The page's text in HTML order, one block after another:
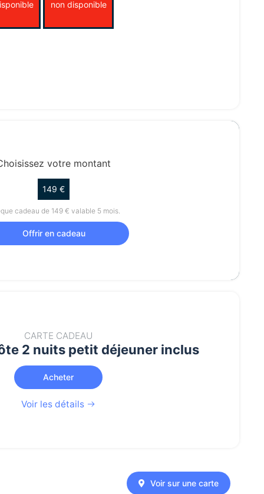
non disponible
votre montant
149 €
cadeau de 149 € valable 5 mois.
Offrir en cadeau
CARTE CADEAU
2 nuits petit déjeuner inclus
Acheter
Voir les détails
Voir sur une carte